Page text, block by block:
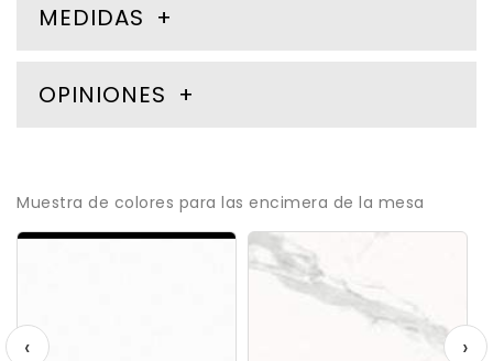
MEDIDAS
OPINIONES
Muestra de colores para las encimera de la mesa
‹ ›